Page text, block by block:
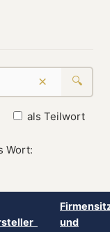
× 🔍
als Teilwort
Wort:
und